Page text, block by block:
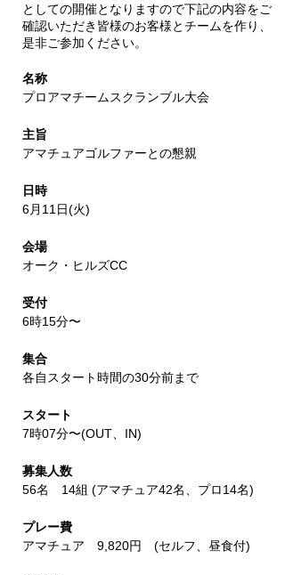
としての開催となりますので下記の内容をご
確認いただき皆様のお客様とチームを作り、
是非ご参加ください。
名称
プロアマチームスクランブル大会
主旨
アマチュアゴルファーとの懇親
日時
6月11日(火)
会場
オーク・ヒルズCC
受付
6時15分〜
集合
各自スタート時間の30分前まで
スタート
7時07分〜(OUT、IN)
募集人数
56名 14組 (アマチュア42名、プロ14名)
プレー費
アマチュア 9,820円 (セルフ、昼食付)